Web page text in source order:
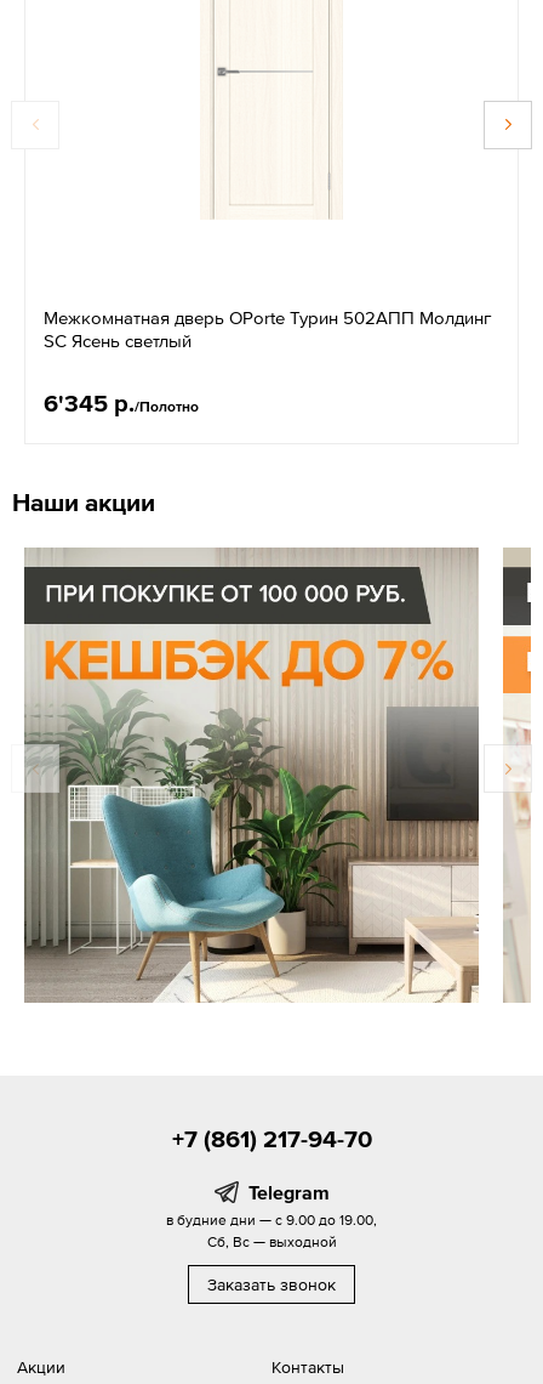
Межкомнатная дверь OPorte Турин 502АПП Молдинг
SC Ясень светлый
6'345 р./Полотно
Наши акции
Акции Контакты
+7 (861) 217-94-70
Telegram
в будние дни — с 9.00 до 19.00,
Сб, Вс — выходной
Заказать звонок